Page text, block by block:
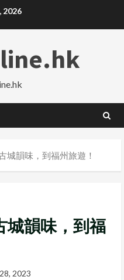
2026
城韻味，到福州旅遊！
城韻味，到福
2023